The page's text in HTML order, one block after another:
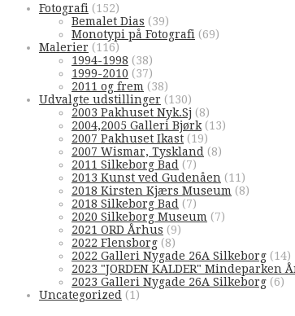
Fotografi (152)
Bemalet Dias (39)
Monotypi på Fotografi (69)
Malerier (116)
1994-1998 (38)
1999-2010 (37)
2011 og frem (38)
Udvalgte udstillinger (130)
2003 Pakhuset Nyk.Sj (8)
2004,2005 Galleri Bjørk (13)
2007 Pakhuset Ikast (19)
2007 Wismar, Tyskland (8)
2011 Silkeborg Bad (7)
2013 Kunst ved Gudenåen (11)
2018 Kirsten Kjærs Museum (8)
2018 Silkeborg Bad (7)
2020 Silkeborg Museum (7)
2021 ORD Århus (9)
2022 Flensborg (8)
2022 Galleri Nygade 26A Silkeborg (14)
2023 "JORDEN KALDER" Mindeparken
2023 Galleri Nygade 26A Silkeborg (6)
Uncategorized (1)